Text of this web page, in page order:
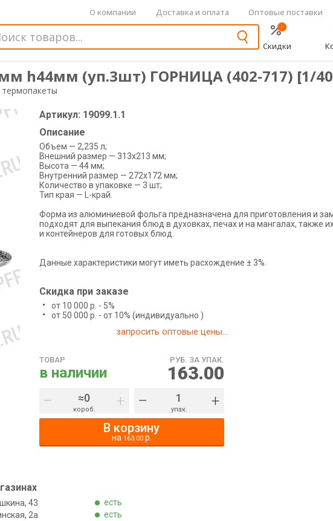
О компании Доставка и оплата Оптовые поставки
!
Скидки
h44мм (уп.3шт) ГОРНИЦА (402-717) [1/
Артикул: 19099.1.1
Описание
Объем — 2,235 л;
Внешний размер — 313х213 мм;
Высота — 44 мм;
Внутренний размер — 272х172 мм;
Количество в упаковке — 3 шт;
Тип края — L-край.
Форма из алюминиевой фольга предназначена для приготовления и
подходят для выпекания блюд в духовках, печах и на мангалах, также
и контейнеров для готовых блюд.
Данные характеристики могут иметь расхождение ± 3%.
Скидка при заказе
от 10 000 р. - 5%
от 50 000 р. - от 10% (индивидуально )
запросить оптовые цены...
ТОВАР
в наличии
РУБ. ЗА УПАК.
163.00
– короб. + – упак. +
В корзину
на 163.00р.
43
есть
2а
есть